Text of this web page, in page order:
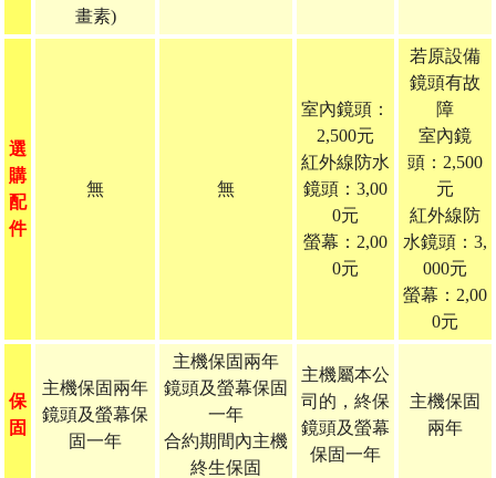
畫素)
選
購
配
件
無 無
室內鏡頭：
2,500元
紅外線防水
鏡頭：3,00
0元
螢幕：2,00
0元
若原設備
鏡頭有故
障
室內鏡
頭：2,500
元
紅外線防
水鏡頭：3,
000元
螢幕：2,00
0元
保
固
主機保固兩年
鏡頭及螢幕保
固一年
主機保固兩年
鏡頭及螢幕保固
一年
合約期間內主機
終生保固
主機屬本公
司的，終保
鏡頭及螢幕
保固一年
主機保固
兩年